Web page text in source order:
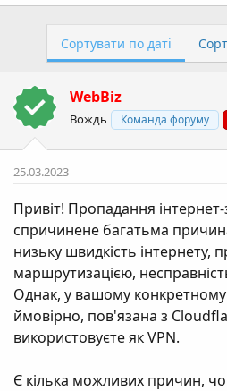
Сортувати по даті
WebBiz
Вождь Команда форуму
25.03.2023
Привіт! Пропадання
спричинене багатьма
низьку швидкість інтернету,
маршрутизацією,
Однак, у вашому
ймовірно, пов'язана з
використовуєте як VPN.
Є кілька можливих причин,